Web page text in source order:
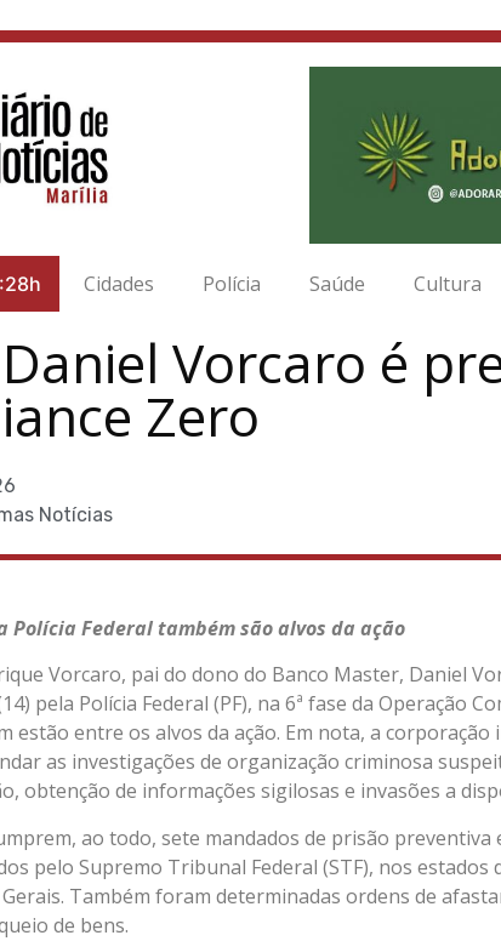
Cidades Polícia Saúde Cultura
Vorcaro é
Zero
Notícias
Polícia Federal também são alvos da ação
Vorcaro, pai do dono do Banco Master, Daniel
pela Polícia Federal (PF), na 6ª fase da Operação
estão entre os alvos da ação. Em nota, a
as investigações de organização criminosa
obtenção de informações sigilosas e invasões a
ao todo, sete mandados de prisão preventiva
pelo Supremo Tribunal Federal (STF), nos estados
Também foram determinadas ordens de
de bens.